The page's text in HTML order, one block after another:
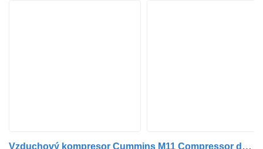
Vzduchový kompresor Cummins M11 Compressor de Ar SS296 M11;N14 3049186 na nákladného auta Cummins